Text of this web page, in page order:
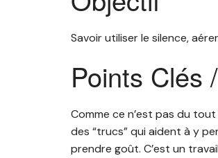
Savoir utiliser le silence,
Points Clés
Comme ce n’est pas du
des “trucs” qui aident à y
prendre goût. C’est un